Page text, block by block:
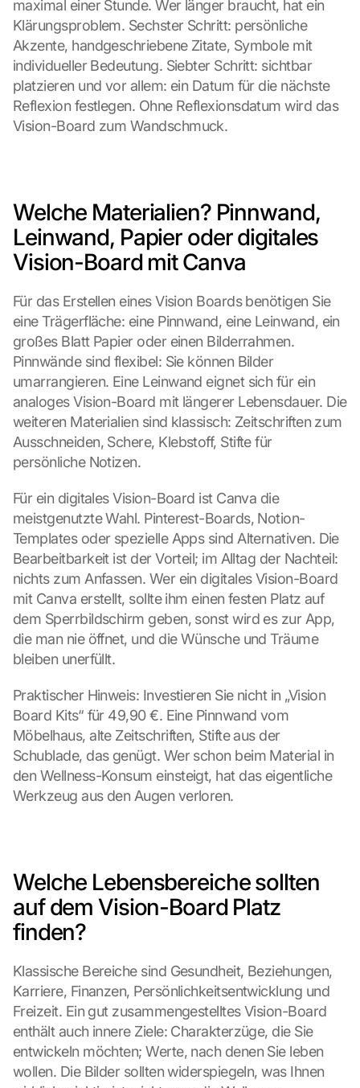
maximal einer Stunde. Wer länger braucht, hat ein
Klärungsproblem. Sechster Schritt: persönliche
Akzente, handgeschriebene Zitate, Symbole mit
individueller Bedeutung. Siebter Schritt: sichtbar
platzieren und vor allem: ein Datum für die nächste
Reflexion festlegen. Ohne Reflexionsdatum wird das
Vision-Board zum Wandschmuck.
Welche Materialien? Pinnwand,
Leinwand, Papier oder digitales
Vision-Board mit Canva
Für das Erstellen eines Vision Boards benötigen Sie
eine Trägerfläche: eine Pinnwand, eine Leinwand, ein
großes Blatt Papier oder einen Bilderrahmen.
Pinnwände sind flexibel: Sie können Bilder
umarrangieren. Eine Leinwand eignet sich für ein
analoges Vision-Board mit längerer Lebensdauer. Die
weiteren Materialien sind klassisch: Zeitschriften zum
Ausschneiden, Schere, Klebstoff, Stifte für
persönliche Notizen.
Für ein digitales Vision-Board ist Canva die
meistgenutzte Wahl. Pinterest-Boards, Notion-
Templates oder spezielle Apps sind Alternativen. Die
Bearbeitbarkeit ist der Vorteil; im Alltag der Nachteil:
nichts zum Anfassen. Wer ein digitales Vision-Board
mit Canva erstellt, sollte ihm einen festen Platz auf
dem Sperrbildschirm geben, sonst wird es zur App,
die man nie öffnet, und die Wünsche und Träume
bleiben unerfüllt.
Praktischer Hinweis: Investieren Sie nicht in „Vision
Board Kits“ für 49,90 €. Eine Pinnwand vom
Möbelhaus, alte Zeitschriften, Stifte aus der
Schublade, das genügt. Wer schon beim Material in
den Wellness-Konsum einsteigt, hat das eigentliche
Werkzeug aus den Augen verloren.
Welche Lebensbereiche sollten
auf dem Vision-Board Platz
finden?
Klassische Bereiche sind Gesundheit, Beziehungen,
Karriere, Finanzen, Persönlichkeitsentwicklung und
Freizeit. Ein gut zusammengestelltes Vision-Board
enthält auch innere Ziele: Charakterzüge, die Sie
entwickeln möchten; Werte, nach denen Sie leben
wollen. Die Bilder sollten widerspiegeln, was Ihnen